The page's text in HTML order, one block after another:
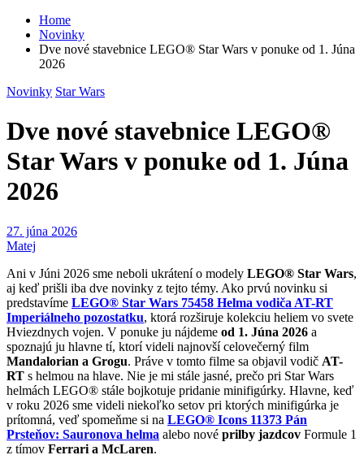
Home
Novinky
Dve nové stavebnice LEGO® Star Wars v ponuke od 1. Júna
2026
Novinky Star Wars
Dve nové stavebnice LEGO®
Star Wars v ponuke od 1. Júna
2026
27. júna 2026
Matej
Ani v Júni 2026 sme neboli ukrátení o modely LEGO® Star Wars,
aj keď prišli iba dve novinky z tejto témy. Ako prvú novinku si
predstavíme LEGO® Star Wars 75458 Helma vodiča AT-RT
Imperiálneho pozostatku, ktorá rozširuje kolekciu heliem vo svete
Hviezdnych vojen. V ponuke ju nájdeme od 1. Júna 2026 a
spoznajú ju hlavne tí, ktorí videli najnovší celovečerný film
Mandalorian a Grogu. Práve v tomto filme sa objavil vodič AT-
RT s helmou na hlave. Nie je mi stále jasné, prečo pri Star Wars
helmách LEGO® stále bojkotuje pridanie minifigúrky. Hlavne, keď
v roku 2026 sme videli niekoľko setov pri ktorých minifigúrka je
prítomná, veď spomeňme si na LEGO® Icons 11373 Pán
Prsteňov: Sauronova helma alebo nové prilby jazdcov Formule 1
z tímov Ferrari a McLaren.